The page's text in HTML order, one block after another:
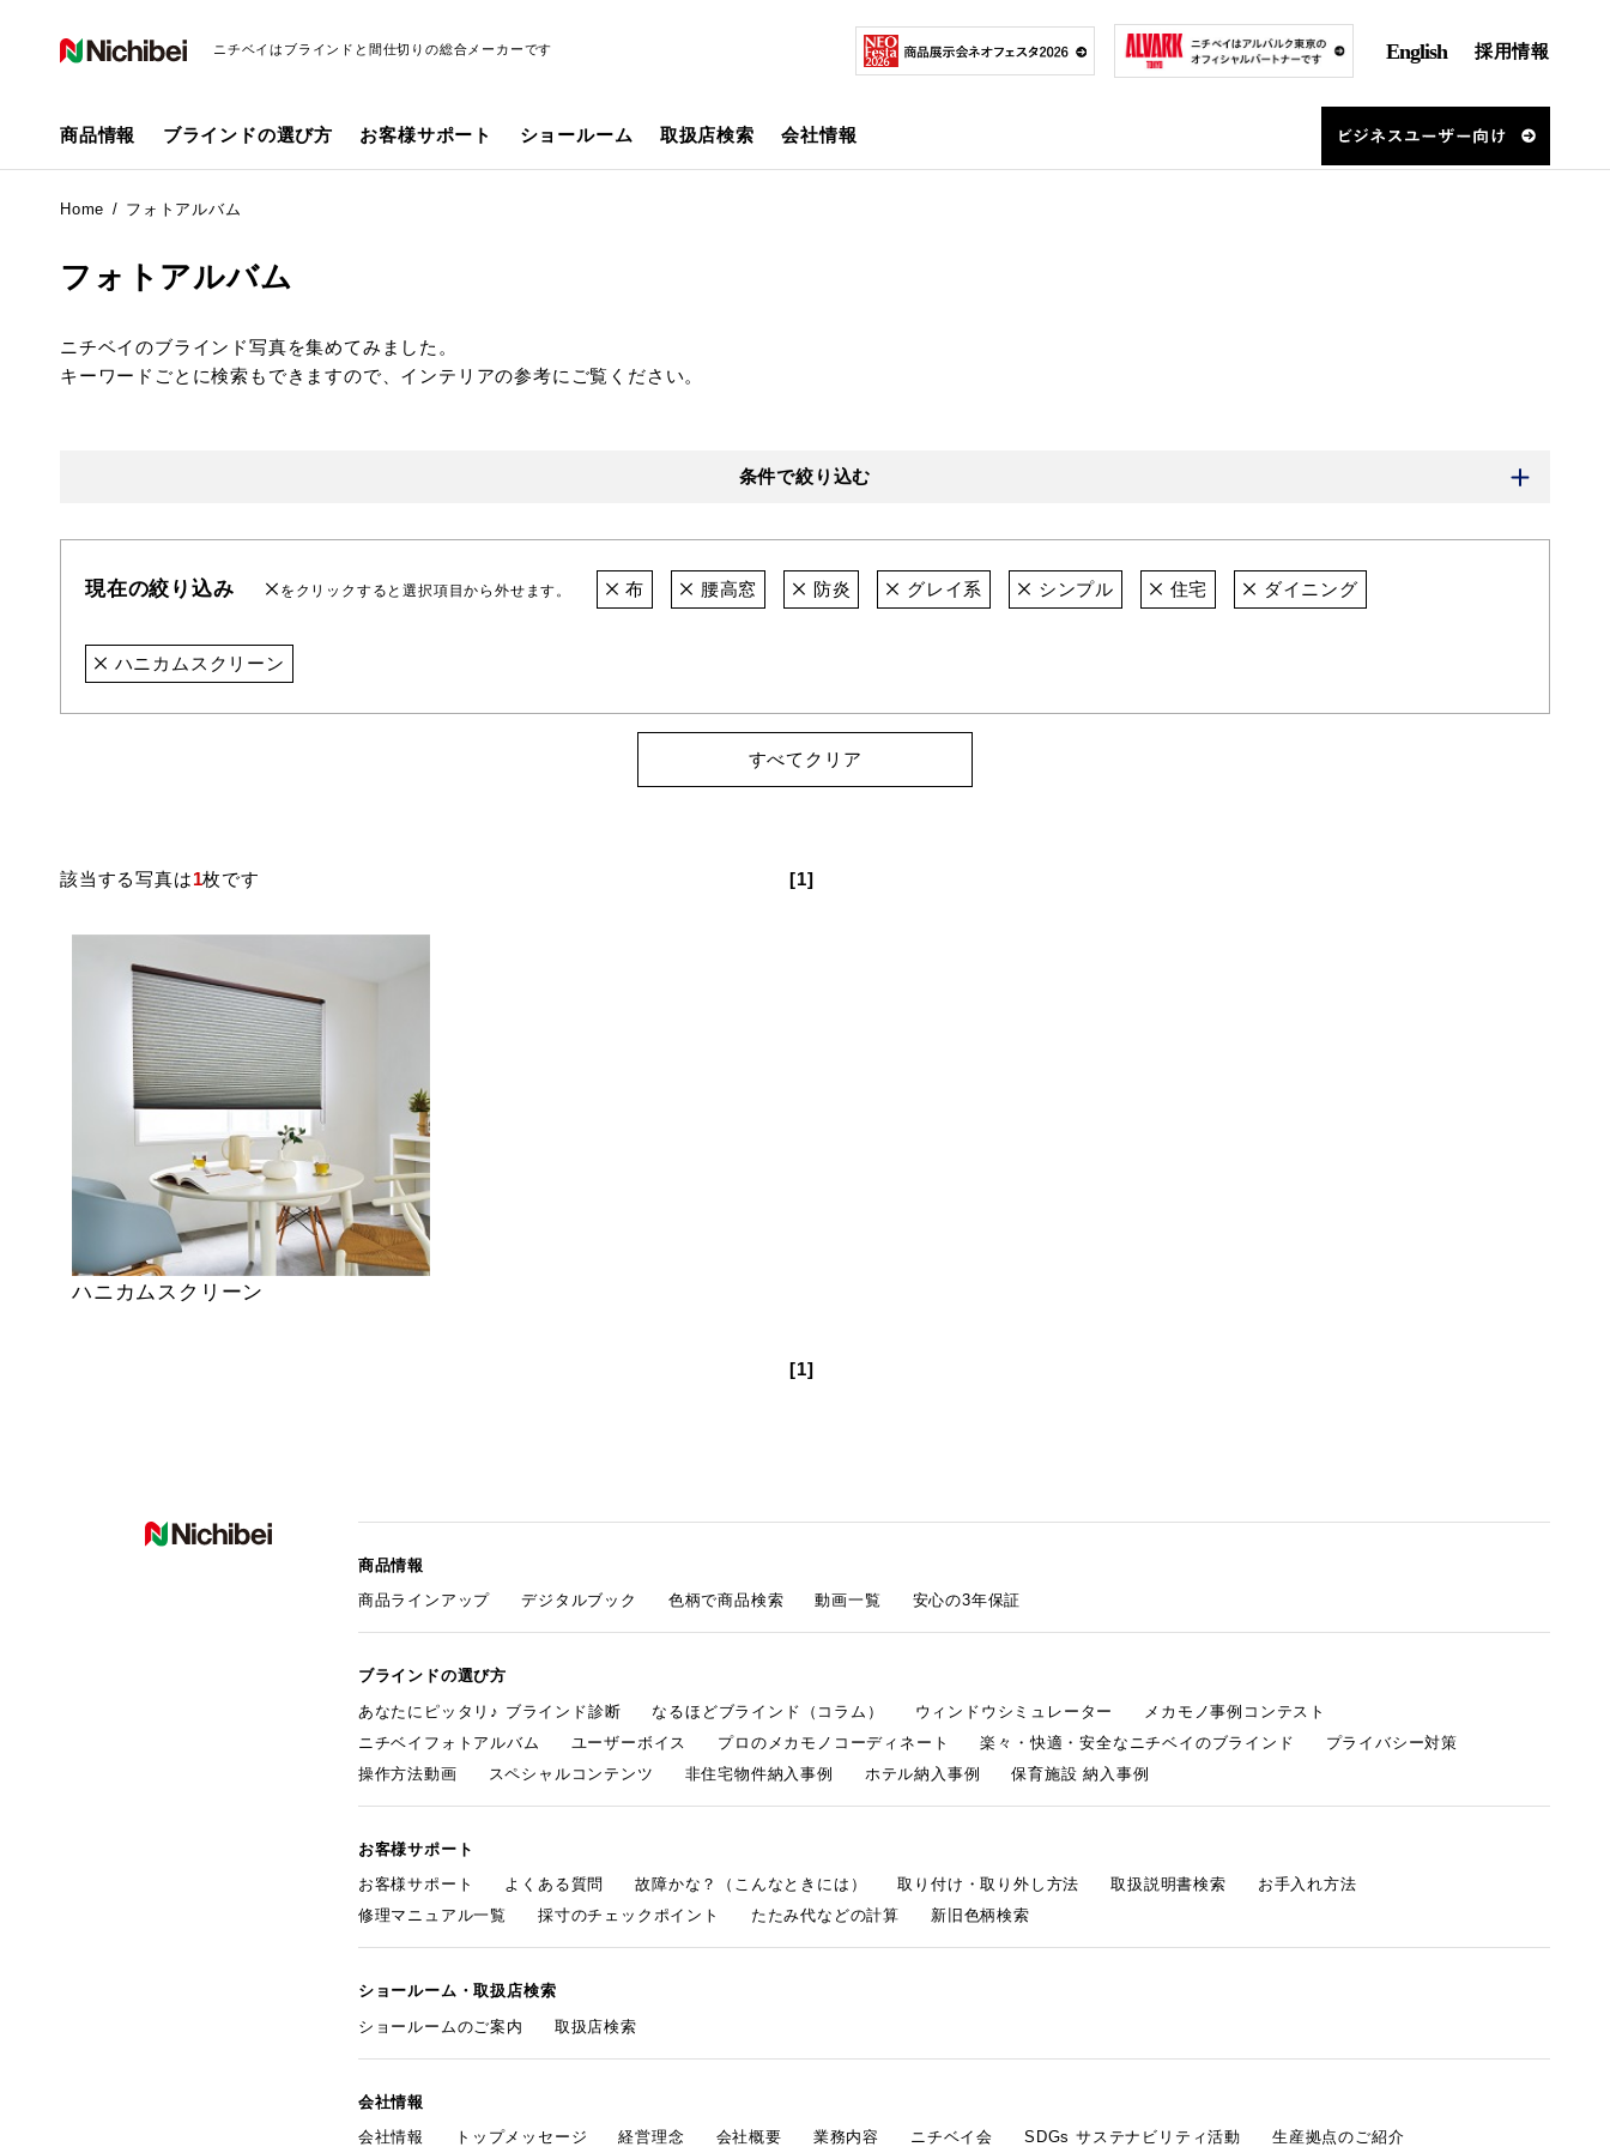
ニチベイはブラインドと間仕切りの総合メーカーです English 採用情報
商品情報 ブラインドの選び方 お客様サポート ショールーム 取扱店検索 会社情報
Home フォトアルバム
フォトアルバム
ニチベイのブラインド写真を集めてみました。
キーワードごとに検索もできますので、インテリアの参考にご覧ください。
条件で絞り込む
現在の絞り込み をクリックすると選択項目から外せます。 布 腰高窓 防炎 グレイ系 シンプル 住宅 ダイニング
ハニカムスクリーン
すべてクリア
該当する写真は1枚です [1]
ハニカムスクリーン
[1]
商品情報
商品ラインアップ
デジタルブック 色柄で商品検索 動画一覧 安心の3年保証
ブラインドの選び方
あなたにピッタリ♪ ブラインド診断
なるほどブラインド（コラム） ウィンドウシミュレーター
メカモノ事例コンテスト
ニチベイフォトアルバム
ユーザーボイス プロのメカモノコーディネート 楽々・快適・安全なニチベイのブラインド
プライバシー対策
操作方法動画
スペシャルコンテンツ 非住宅物件納入事例 ホテル納入事例 保育施設 納入事例
お客様サポート
お客様サポート
よくある質問 故障かな？（こんなときには） 取り付け・取り外し方法 取扱説明書検索
お手入れ方法
修理マニュアル一覧
採寸のチェックポイント たたみ代などの計算 新旧色柄検索
ショールーム・取扱店検索
ショールームのご案内
取扱店検索
会社情報
会社情報
トップメッセージ 経営理念 会社概要 業務内容 ニチベイ会 SDGs サステナビリティ活動 生産拠点のご紹介